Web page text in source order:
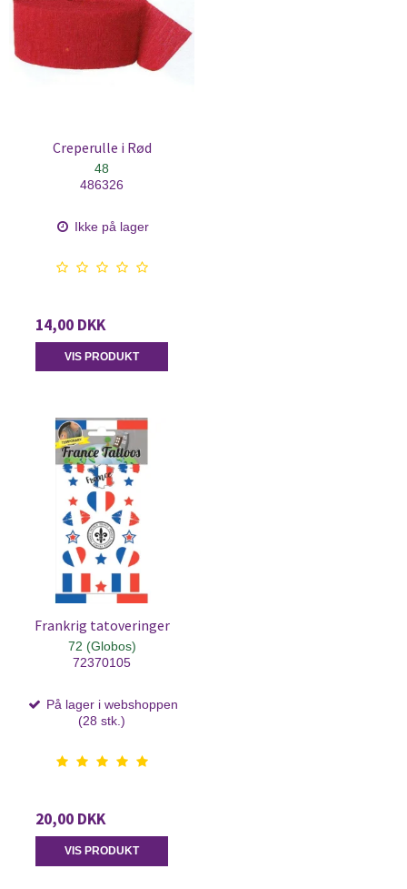
Creperulle i Rød
48
486326
Ikke på lager
14,00 DKK
VIS PRODUKT
Frankrig tatoveringer
72 (Globos)
72370105
På lager i webshoppen
(28 stk.)
20,00 DKK
VIS PRODUKT